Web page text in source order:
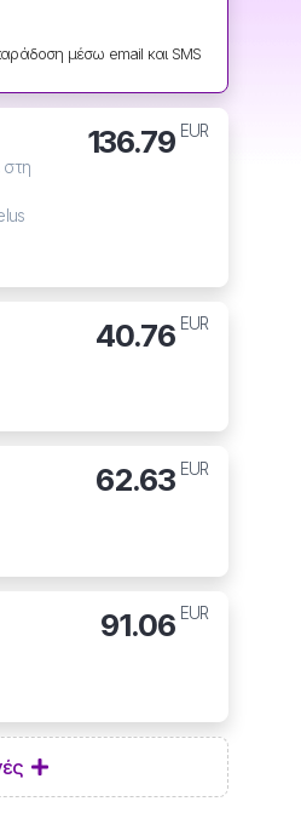
μέσω email και SMS
στη
136.79 EUR
40.76 EUR
62.63 EUR
91.06 EUR